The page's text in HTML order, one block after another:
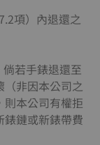
項）內退還之
若手錶退還至
非因本公司之
本公司有權拒
鏈或新錶帶費